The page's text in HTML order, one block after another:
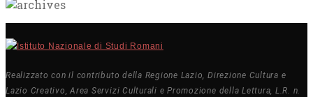
Realizzato con il contributo della Regione Lazio, Direzione Cultura e
Lazio Creativo, Area Servizi Culturali e Promozione della Lettura, L.R. n.